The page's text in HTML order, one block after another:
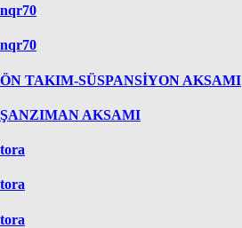
nqr70
nqr70
ÖN TAKIM-SÜSPANSİYON AKSAMI
ŞANZIMAN AKSAMI
tora
tora
tora